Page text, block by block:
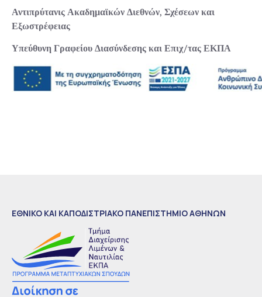
Αντιπρύτανις Ακαδημαϊκών Διεθνών, Σχέσεων και
Εξωστρέφειας
Υπεύθυνη Γραφείου Διασύνδεσης και Επιχ/τας ΕΚΠΑ
ΕΘΝΙΚΟ ΚΑΙ ΚΑΠΟΔΙΣΤΡΙΑΚΟ ΠΑΝΕΠΙΣΤΗΜΙΟ ΑΘΗΝΩΝ